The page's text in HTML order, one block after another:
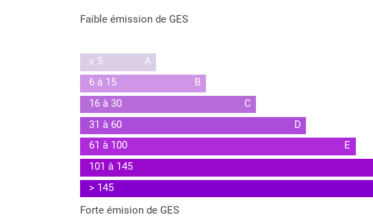
Faible émission de GES
≤ 5 A
6 à 15
B
16 à 30
C
31 à 60
D
61 à 100
E
101 à 145
> 145
Forte émision de GES